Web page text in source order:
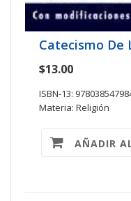
Catecismo De
$13.00
ISBN-13:
Materia: Religión
AÑADIR